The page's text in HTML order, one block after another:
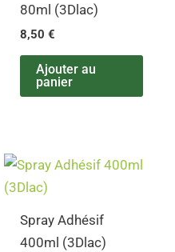
80ml (3Dlac)
8,50€
Ajouter au
panier
Spray Adhésif
400ml (3Dlac)